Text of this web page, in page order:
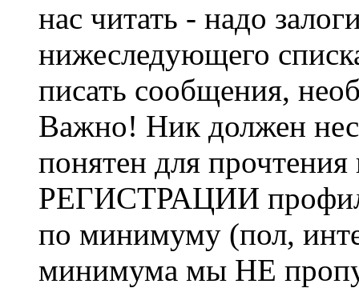
нас читать - надо
нижеследующего
писать сообщения,
Важно! Ник должен
понятен для
РЕГИСТРАЦИИ профиль
по минимуму (пол,
минимума мы НЕ